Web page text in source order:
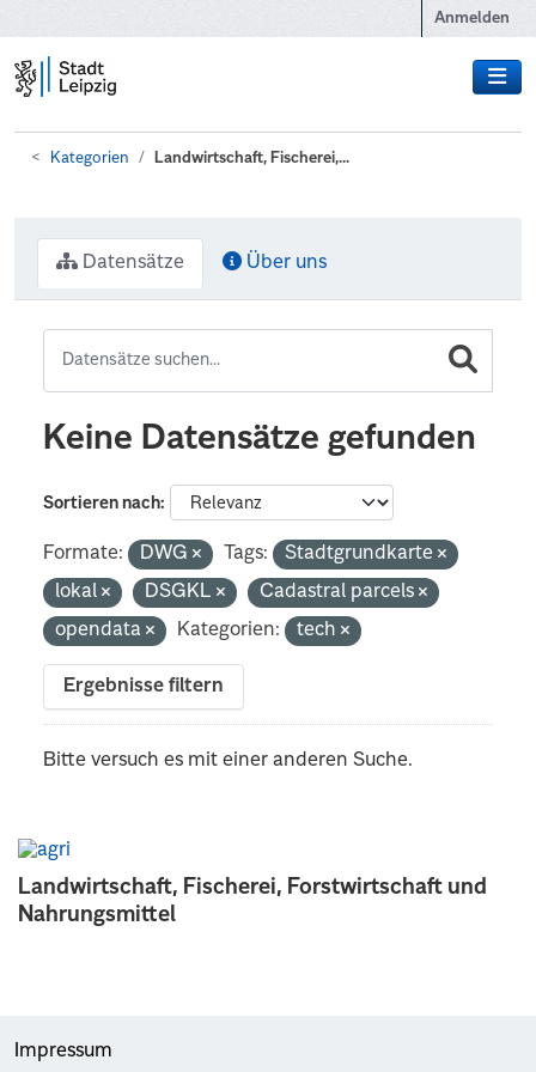
Anmelden
Kategorien Landwirtschaft, Fischerei,...
Landwirtschaft, Fischerei, Forstwirtschaft und
Nahrungsmittel
Datensätze Über uns
Keine Datensätze gefunden
Sortieren nach
Formate: DWG Tags:
Stadtgrundkarte
lokal
DSGKL
Cadastral parcels
opendata
Kategorien: tech
Ergebnisse filtern
Bitte versuch es mit einer anderen Suche.
Impressum